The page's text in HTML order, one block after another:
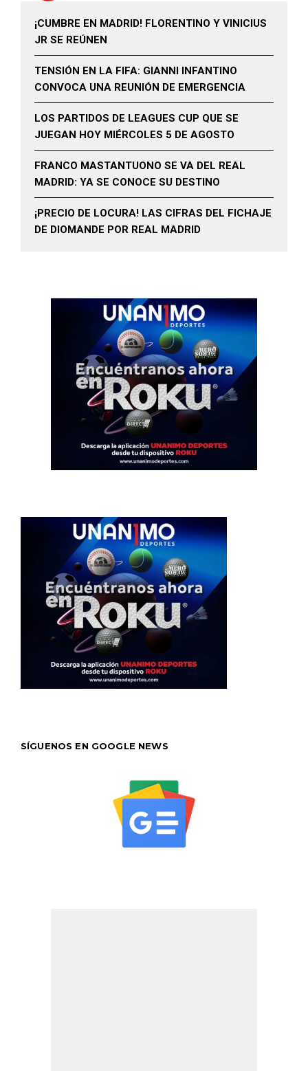
¡CUMBRE EN MADRID! FLORENTINO Y VINICIUS
JR SE REÚNEN
TENSIÓN EN LA FIFA: GIANNI INFANTINO
CONVOCA UNA REUNIÓN DE EMERGENCIA
LOS PARTIDOS DE LEAGUES CUP QUE SE
JUEGAN HOY MIÉRCOLES 5 DE AGOSTO
FRANCO MASTANTUONO SE VA DEL REAL
MADRID: YA SE CONOCE SU DESTINO
¡PRECIO DE LOCURA! LAS CIFRAS DEL FICHAJE
DE DIOMANDE POR REAL MADRID
SÍGUENOS EN GOOGLE NEWS